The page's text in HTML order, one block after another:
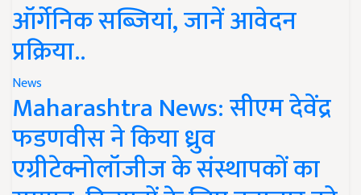
ऑर्गेनिक सब्जियां, जानें आवेदन
प्रक्रिया..
News
Maharashtra News: सीएम देवेंद्र
फडणवीस ने किया ध्रुव
एग्रीटेक्नोलॉजीज के संस्थापकों का